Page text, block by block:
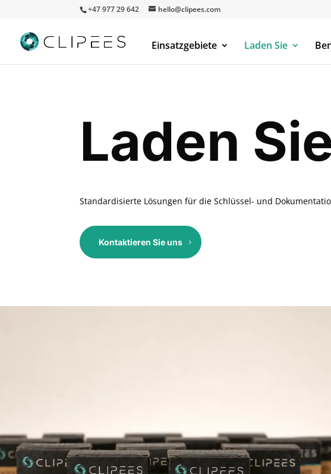
+47 977 29 642 hello@clipees.com
Einsatzgebiete Laden Sie
Laden
Standardisierte Lösungen für die Schlüssel- und
Kontaktieren Sie uns